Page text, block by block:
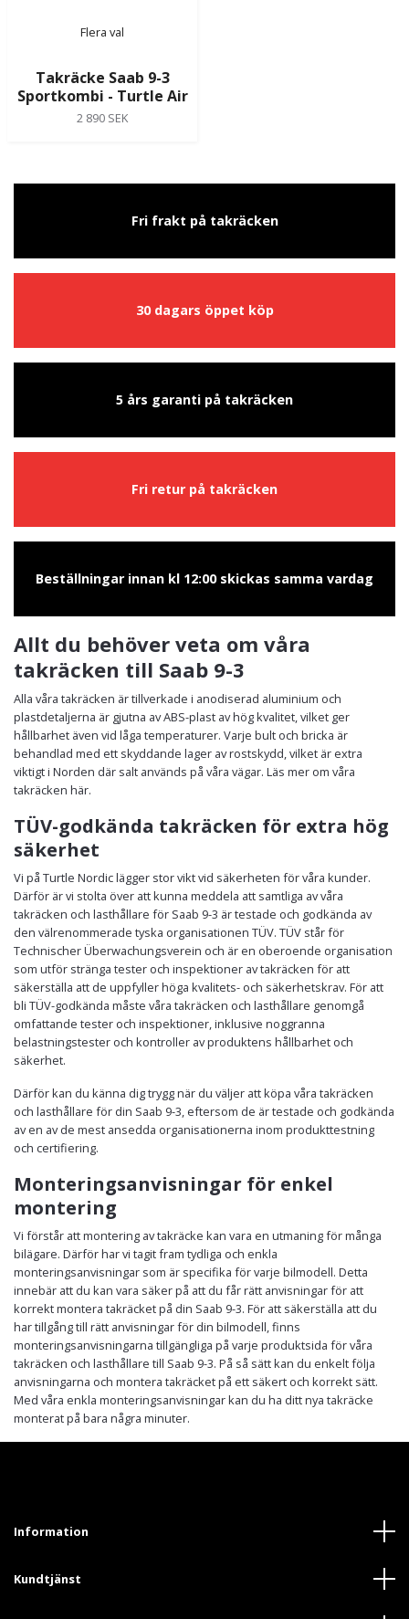
Flera val
Takräcke Saab 9-3
Sportkombi - Turtle Air
2 890 SEK
Fri frakt på takräcken
30 dagars öppet köp
5 års garanti på takräcken
Fri retur på takräcken
Beställningar innan kl 12:00 skickas samma vardag
Allt du behöver veta om våra
takräcken till Saab 9-3
Alla våra takräcken är tillverkade i anodiserad aluminium och
plastdetaljerna är gjutna av ABS-plast av hög kvalitet, vilket ger
hållbarhet även vid låga temperaturer. Varje bult och bricka är
behandlad med ett skyddande lager av rostskydd, vilket är extra
viktigt i Norden där salt används på våra vägar. Läs mer om våra
takräcken här.
TÜV-godkända takräcken för extra hög
säkerhet
Vi på Turtle Nordic lägger stor vikt vid säkerheten för våra kunder.
Därför är vi stolta över att kunna meddela att samtliga av våra
takräcken och lasthållare för Saab 9-3 är testade och godkända av
den välrenommerade tyska organisationen TÜV. TÜV står för
Technischer Überwachungsverein och är en oberoende organisation
som utför stränga tester och inspektioner av takräcken för att
säkerställa att de uppfyller höga kvalitets- och säkerhetskrav. För att
bli TÜV-godkända måste våra takräcken och lasthållare genomgå
omfattande tester och inspektioner, inklusive noggranna
belastningstester och kontroller av produktens hållbarhet och
säkerhet.
Därför kan du känna dig trygg när du väljer att köpa våra takräcken
och lasthållare för din Saab 9-3, eftersom de är testade och godkända
av en av de mest ansedda organisationerna inom produkttestning
och certifiering.
Monteringsanvisningar för enkel
montering
Vi förstår att montering av takräcke kan vara en utmaning för många
bilägare. Därför har vi tagit fram tydliga och enkla
monteringsanvisningar som är specifika för varje bilmodell. Detta
innebär att du kan vara säker på att du får rätt anvisningar för att
korrekt montera takräcket på din Saab 9-3. För att säkerställa att du
har tillgång till rätt anvisningar för din bilmodell, finns
monteringsanvisningarna tillgängliga på varje produktsida för våra
takräcken och lasthållare till Saab 9-3. På så sätt kan du enkelt följa
anvisningarna och montera takräcket på ett säkert och korrekt sätt.
Med våra enkla monteringsanvisningar kan du ha ditt nya takräcke
monterat på bara några minuter.
Information
Kundtjänst